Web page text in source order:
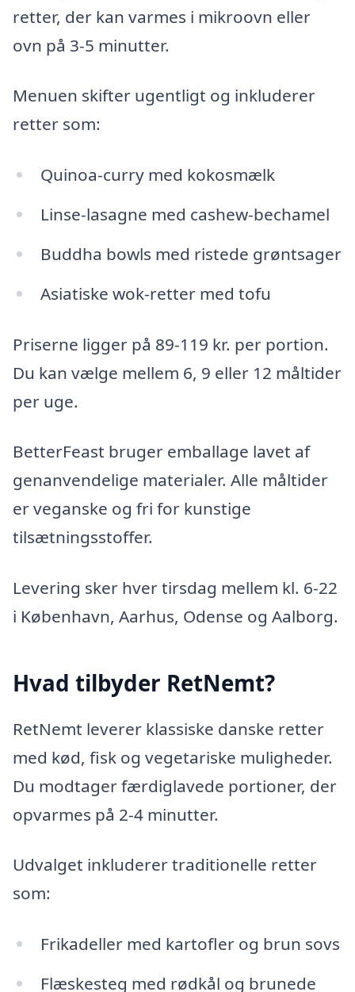
retter, der kan varmes i mikroovn eller
ovn på 3-5 minutter.
Menuen skifter ugentligt og inkluderer
retter som:
Quinoa-curry med kokosmælk
Linse-lasagne med cashew-bechamel
Buddha bowls med ristede grøntsager
Asiatiske wok-retter med tofu
Priserne ligger på 89-119 kr. per portion.
Du kan vælge mellem 6, 9 eller 12 måltider
per uge.
BetterFeast bruger emballage lavet af
genanvendelige materialer. Alle måltider
er veganske og fri for kunstige
tilsætningsstoffer.
Levering sker hver tirsdag mellem kl. 6-22
i København, Aarhus, Odense og Aalborg.
Hvad tilbyder RetNemt?
RetNemt leverer klassiske danske retter
med kød, fisk og vegetariske muligheder.
Du modtager færdiglavede portioner, der
opvarmes på 2-4 minutter.
Udvalget inkluderer traditionelle retter
som:
Frikadeller med kartofler og brun sovs
Flæskesteg med rødkål og brunede